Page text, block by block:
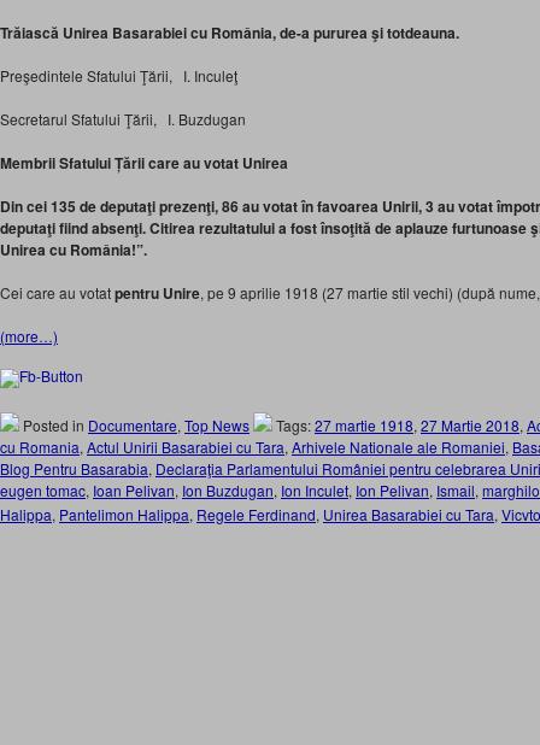
Trăiască Unirea Basarabiei cu România, de-a pururea şi totdeauna.
Preşedintele Sfatului Ţării, I. Inculeţ
Secretarul Sfatului Ţării, I. Buzdugan
Membrii Sfatului Țării care au votat Unirea
Din cei 135 de deputaţi prezenţi, 86 au votat în favoarea Unirii, 3 au votat
deputaţi fiind absenţi. Citirea rezultatului a fost însoţită de aplauze furtunoase
Unirea cu România!”.
Cei care au votatpentru Unire, pe 9 aprilie 1918 (27 martie stil vechi) (după
(more…)
Posted in Documentare, Top News Tags:27 martie 1918, 27 Martie 2018,
cu Romania, Actul Unirii Basarabiei cu Tara, Arhivele Nationale ale Romaniei,
Blog Pentru Basarabia, Declaraţia Parlamentului României pentru celebrarea
eugen tomac, Ioan Pelivan, Ion Buzdugan, Ion Inculet, Ion Pelivan, Ismail,
Halippa, Pantelimon Halippa, Regele Ferdinand, Unirea Basarabiei cu Tara,